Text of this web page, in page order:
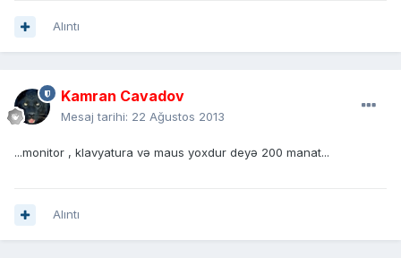
Alıntı
Kamran Cavadov
Mesaj tarihi: 22 Ağustos 2013
...monitor , klavyatura və maus yoxdur deyə 200 manat...
Alıntı